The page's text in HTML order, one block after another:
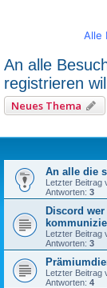
Alle
An alle
registrieren
Neues Thema
An alle die
Letzter Beitrag
Antworten: 3
Discord
Letzter Beitrag
Antworten: 3
Letzter Beitrag
Antworten: 4